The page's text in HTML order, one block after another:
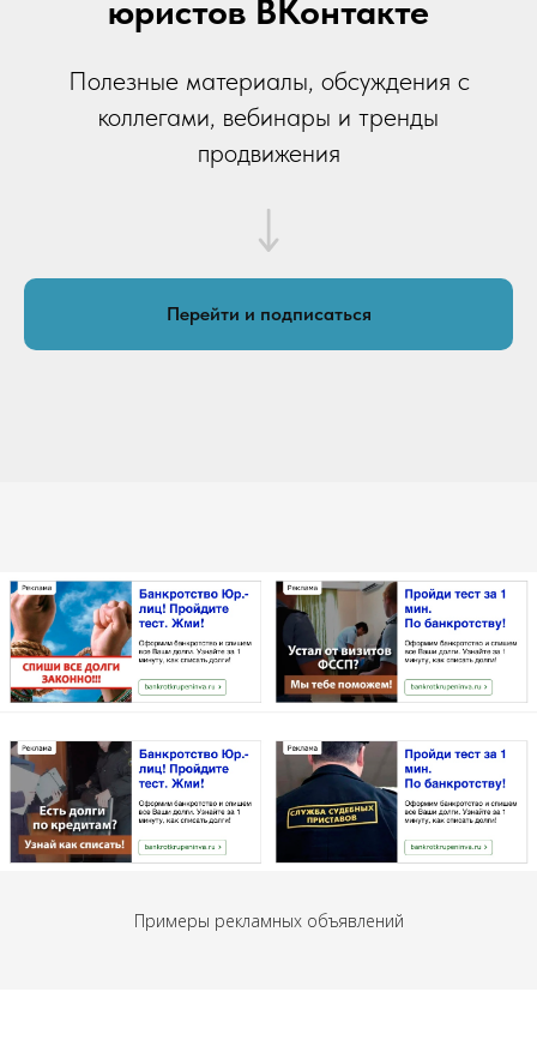
юристов ВКонтакте
Полезные материалы, обсуждения с
коллегами, вебинары и тренды
продвижения
Перейти и подписаться
Примеры рекламных объявлений